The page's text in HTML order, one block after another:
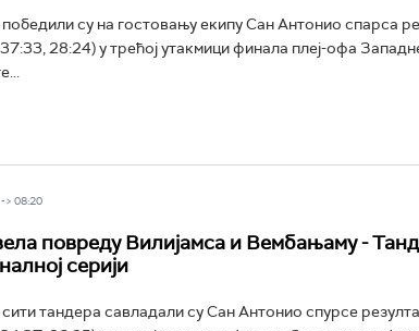
су на гостовању екипу Сан Антонио спарса
28:24) у трећој утакмици финала плеј-офа
> 08:20
повреду Вилијамса и Вембањаму -
серији
тандера савладали су Сан Антонио спурсе